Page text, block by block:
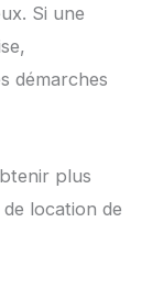
Si une
démarches
plus
location de